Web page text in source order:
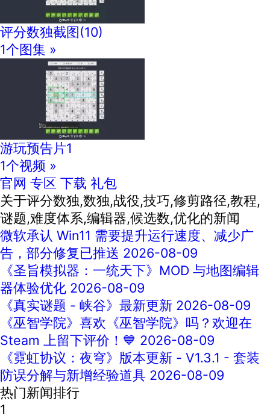
评分数独截图(10)
1个图集 »
游玩预告片1
1个视频 »
官网 专区 下载 礼包
关于评分数独,数独,战役,技巧,修剪路径,教程,
谜题,难度体系,编辑器,候选数,优化的新闻
微软承认 Win11 需要提升运行速度、减少广
告，部分修复已推送 2026-08-09
《圣旨模拟器：一统天下》MOD 与地图编辑
器体验优化 2026-08-09
《真实谜题 - 峡谷》最新更新 2026-08-09
《巫智学院》喜欢《巫智学院》吗？欢迎在
Steam 上留下评价！💙 2026-08-09
《霓虹协议：夜穹》版本更新 - V1.3.1 - 套装
防误分解与新增经验道具 2026-08-09
热门新闻排行
1